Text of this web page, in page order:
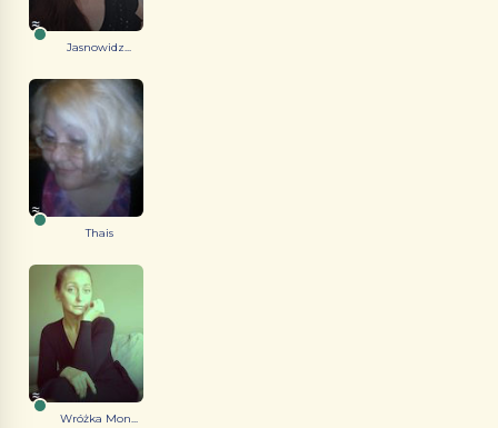
Jasnowidz...
Thais
Wróżka Mon...